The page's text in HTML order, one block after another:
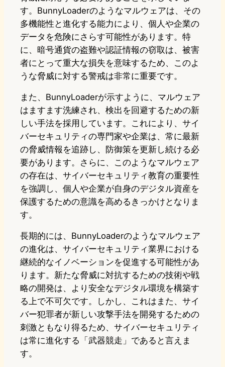
す。BunnyLoaderのようなマルウェアは、その
多機能性と進化する能力により、個人や企業の
データを危険にさらす可能性があります。特
に、暗号通貨の盗難や認証情報の窃取は、被害
者にとって重大な損失を意味するため、このよ
うな脅威に対する警戒は非常に重要です。
また、BunnyLoaderが示すように、マルウェア
はますます洗練され、検出を回避するための新
しい手法を採用しています。これにより、サイ
バーセキュリティの専門家や企業は、常に最新
の脅威情報を追跡し、防御策を更新し続ける必
要があります。さらに、このようなマルウェア
の存在は、サイバーセキュリティ教育の重要性
を強調し、個人や企業が自身のデジタル資産を
保護するための意識を高めるきっかけとなりま
す。
長期的には、BunnyLoaderのようなマルウェア
の進化は、サイバーセキュリティ業界における
継続的なイノベーションを促進する可能性があ
ります。新たな脅威に対抗するための技術や戦
略の開発は、より安全なデジタル環境を構築す
る上で不可欠です。しかし、これはまた、サイ
バー犯罪者が新しい攻撃手法を開発するための
刺激ともなり得るため、サイバーセキュリティ
は常に進化する「武器競走」であると言えま
す。